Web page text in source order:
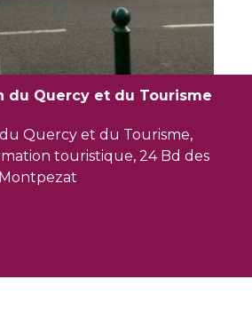
du Quercy et du Tourisme
Quercy et du Tourisme,
touristique, 24 Bd des